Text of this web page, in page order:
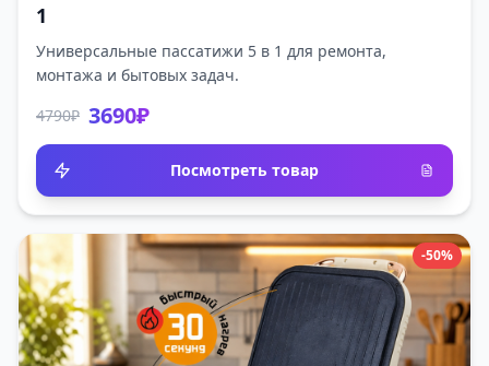
1
Универсальные пассатижи 5 в 1 для ремонта,
монтажа и бытовых задач.
4790₽ 3690₽
Посмотреть товар
-50%